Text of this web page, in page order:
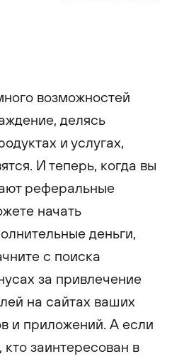
возможностей
делясь
и ​​услугах,
И теперь, когда вы
реферальные
начать
деньги,
с поиска
за привлечение
на сайтах ваших
и приложений. А если
кто заинтересован в